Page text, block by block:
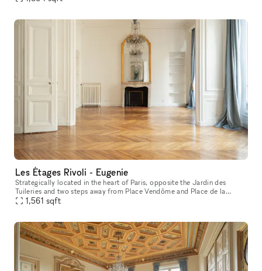
Les Étages Rivoli - Eugenie
Strategically located in the heart of Paris, opposite the Jardin des
Tuileries and two steps away from Place Vendôme and Place de la
Concorde, the showroom features the style and charm of a typically
1,561 sqft